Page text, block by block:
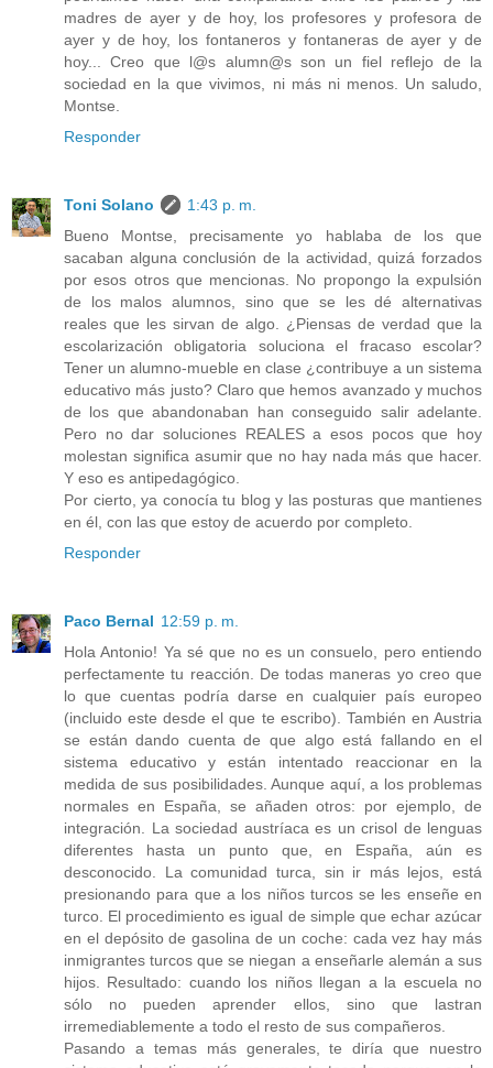
madres de ayer y de hoy, los profesores y profesora de
ayer y de hoy, los fontaneros y fontaneras de ayer y de
hoy... Creo que l@s alumn@s son un fiel reflejo de la
sociedad en la que vivimos, ni más ni menos. Un saludo,
Montse.
Responder
Toni Solano
1:43 p. m.
Bueno Montse, precisamente yo hablaba de los que
sacaban alguna conclusión de la actividad, quizá forzados
por esos otros que mencionas. No propongo la expulsión
de los malos alumnos, sino que se les dé alternativas
reales que les sirvan de algo. ¿Piensas de verdad que la
escolarización obligatoria soluciona el fracaso escolar?
Tener un alumno-mueble en clase ¿contribuye a un sistema
educativo más justo? Claro que hemos avanzado y muchos
de los que abandonaban han conseguido salir adelante.
Pero no dar soluciones REALES a esos pocos que hoy
molestan significa asumir que no hay nada más que hacer.
Y eso es antipedagógico.
Por cierto, ya conocía tu blog y las posturas que mantienes
en él, con las que estoy de acuerdo por completo.
Responder
Paco Bernal 12:59 p. m.
Hola Antonio! Ya sé que no es un consuelo, pero entiendo
perfectamente tu reacción. De todas maneras yo creo que
lo que cuentas podría darse en cualquier país europeo
(incluido este desde el que te escribo). También en Austria
se están dando cuenta de que algo está fallando en el
sistema educativo y están intentado reaccionar en la
medida de sus posibilidades. Aunque aquí, a los problemas
normales en España, se añaden otros: por ejemplo, de
integración. La sociedad austríaca es un crisol de lenguas
diferentes hasta un punto que, en España, aún es
desconocido. La comunidad turca, sin ir más lejos, está
presionando para que a los niños turcos se les enseñe en
turco. El procedimiento es igual de simple que echar azúcar
en el depósito de gasolina de un coche: cada vez hay más
inmigrantes turcos que se niegan a enseñarle alemán a sus
hijos. Resultado: cuando los niños llegan a la escuela no
sólo no pueden aprender ellos, sino que lastran
irremediablemente a todo el resto de sus compañeros.
Pasando a temas más generales, te diría que nuestro